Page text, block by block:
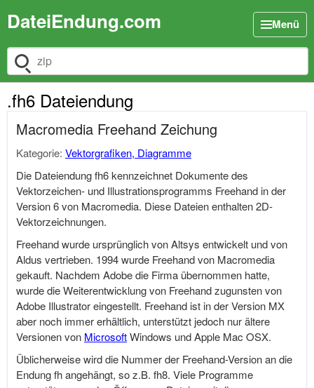
DateiEndung.com Menü
Dateiendung suchen
.fh6 Dateiendung
Macromedia Freehand Zeichung
Kategorie: Vektorgrafiken, Diagramme
Die Dateiendung fh6 kennzeichnet Dokumente des
Vektorzeichen- und Illustrationsprogramms Freehand in der
Version 6 von Macromedia. Diese Dateien enthalten 2D-
Vektorzeichnungen.
Freehand wurde ursprünglich von Altsys entwickelt und von
Aldus vertrieben. 1994 wurde Freehand von Macromedia
gekauft. Nachdem Adobe die Firma übernommen hatte,
wurde die Weiterentwicklung von Freehand zugunsten von
Adobe Illustrator eingestellt. Freehand ist in der Version MX
aber noch immer erhältlich, unterstützt jedoch nur ältere
Versionen von MicrosoftWindows und Apple Mac OSX.
Üblicherweise wird die Nummer der Freehand-Version an die
Endung fh angehängt, so z.B. fh8. Viele Programme